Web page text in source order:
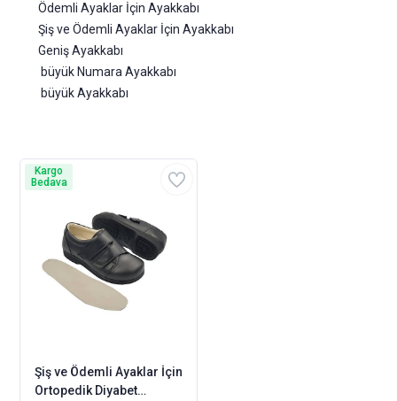
Ödemli Ayaklar İçin Ayakkabı
Şiş ve Ödemli Ayaklar İçin Ayakkabı
Geniş Ayakkabı
büyük Numara Ayakkabı
büyük Ayakkabı
Şiş ve Ödemli Ayaklar İçin
Ortopedik Diyabet
Kargo
Bedava